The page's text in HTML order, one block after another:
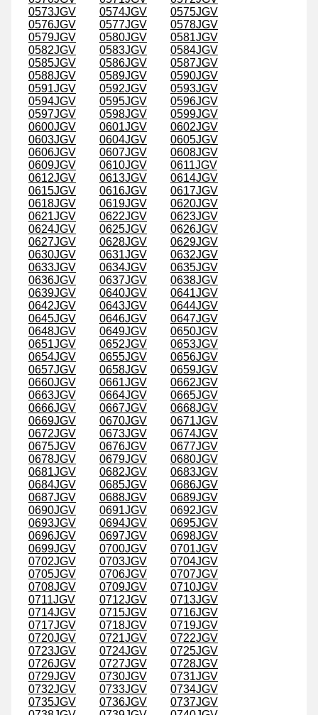
0573JGV
0574JGV
0575JGV
0576JGV
0577JGV
0578JGV
0579JGV
0580JGV
0581JGV
0582JGV
0583JGV
0584JGV
0585JGV
0586JGV
0587JGV
0588JGV
0589JGV
0590JGV
0591JGV
0592JGV
0593JGV
0594JGV
0595JGV
0596JGV
0597JGV
0598JGV
0599JGV
0600JGV
0601JGV
0602JGV
0603JGV
0604JGV
0605JGV
0606JGV
0607JGV
0608JGV
0609JGV
0610JGV
0611JGV
0612JGV
0613JGV
0614JGV
0615JGV
0616JGV
0617JGV
0618JGV
0619JGV
0620JGV
0621JGV
0622JGV
0623JGV
0624JGV
0625JGV
0626JGV
0627JGV
0628JGV
0629JGV
0630JGV
0631JGV
0632JGV
0633JGV
0634JGV
0635JGV
0636JGV
0637JGV
0638JGV
0639JGV
0640JGV
0641JGV
0642JGV
0643JGV
0644JGV
0645JGV
0646JGV
0647JGV
0648JGV
0649JGV
0650JGV
0651JGV
0652JGV
0653JGV
0654JGV
0655JGV
0656JGV
0657JGV
0658JGV
0659JGV
0660JGV
0661JGV
0662JGV
0663JGV
0664JGV
0665JGV
0666JGV
0667JGV
0668JGV
0669JGV
0670JGV
0671JGV
0672JGV
0673JGV
0674JGV
0675JGV
0676JGV
0677JGV
0678JGV
0679JGV
0680JGV
0681JGV
0682JGV
0683JGV
0684JGV
0685JGV
0686JGV
0687JGV
0688JGV
0689JGV
0690JGV
0691JGV
0692JGV
0693JGV
0694JGV
0695JGV
0696JGV
0697JGV
0698JGV
0699JGV
0700JGV
0701JGV
0702JGV
0703JGV
0704JGV
0705JGV
0706JGV
0707JGV
0708JGV
0709JGV
0710JGV
0711JGV
0712JGV
0713JGV
0714JGV
0715JGV
0716JGV
0717JGV
0718JGV
0719JGV
0720JGV
0721JGV
0722JGV
0723JGV
0724JGV
0725JGV
0726JGV
0727JGV
0728JGV
0729JGV
0730JGV
0731JGV
0732JGV
0733JGV
0734JGV
0735JGV
0736JGV
0737JGV